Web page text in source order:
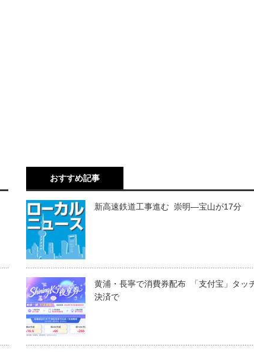
おすすめ記事
新高速鉄道工事進む 崇明―宝山が17分
黄浦・長寧で消費券配布 「支付宝」タッ
決済で